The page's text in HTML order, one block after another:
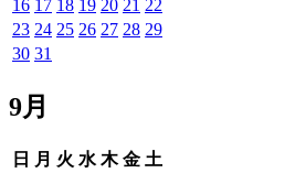
16 17 18 19 20 21 22
23 24 25 26 27 28 29
30 31
9月
日 月 火 水 木 金 土